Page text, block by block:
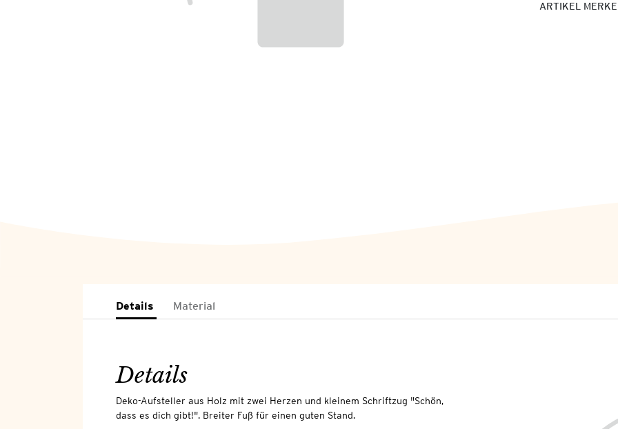
ARTIKEL
Details Material
Details
Deko-Aufsteller aus Holz mit zwei Herzen und kleinem Schriftzug "Schön,
dass es dich gibt!". Breiter Fuß für einen guten Stand.